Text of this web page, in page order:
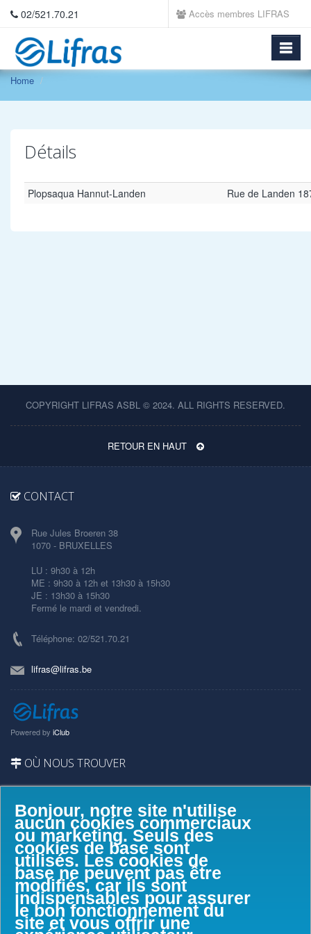
Bonjour, notre site n'utilise
aucun cookies commerciaux
ou marketing. Seuls des
cookies de base sont
utilisés. Les cookies de
base ne peuvent pas être
modifiés, car ils sont
indispensables pour assurer
le bon fonctionnement du
site et vous offrir une
02/521.70.21 Accès membres LIFRAS
Home
Détails
Plopsaqua Hannut-Landen Rue de Landen
COPYRIGHT LIFRAS ASBL © 2024. ALL RIGHTS RESERVED.
RETOUR EN HAUT
CONTACT
Rue Jules Broeren 38
1070 - BRUXELLES
LU : 9h30 à 12h
ME : 9h30 à 12h et 13h30 à 15h30
JE : 13h30 à 15h30
Fermé le mardi et vendredi.
Téléphone: 02/521.70.21
lifras@lifras.be
Powered by iClub
OÙ NOUS TROUVER